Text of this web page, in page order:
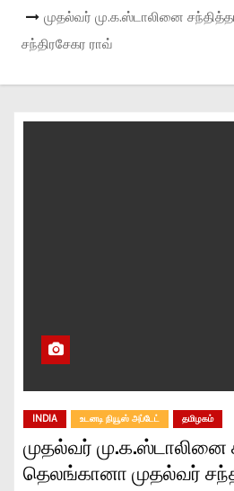
முதல்வர் மு.க.ஸ்டாலினை
சந்திரசேகர ராவ்
INDIA உடனடி நியூஸ் அப்டேட் தமிழகம்
முதல்வர் மு.க.ஸ்டாலினை
தெலங்கானா முதல்வர்